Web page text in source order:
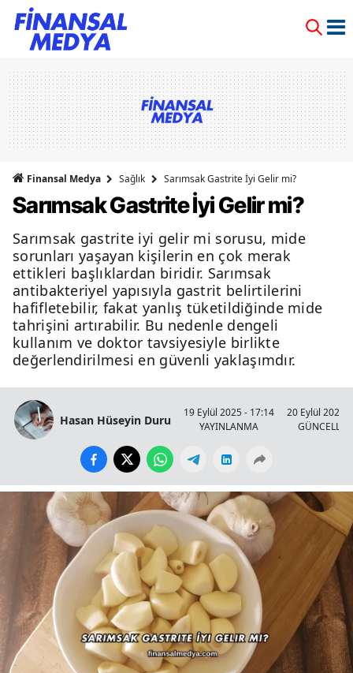
Finansal Medya Sağlık Sarımsak Gastrite İyi Gelir mi?
Sarımsak Gastrite İyi Gelir mi?
Sarımsak gastrite iyi gelir mi sorusu, mide
sorunları yaşayan kişilerin en çok merak
ettikleri başlıklardan biridir. Sarımsak
antibakteriyel yapısıyla gastrit belirtilerini
hafifletebilir, fakat yanlış tüketildiğinde mide
tahrişini artırabilir. Bu nedenle dengeli
kullanım ve doktor tavsiyesiyle birlikte
değerlendirilmesi en güvenli yaklaşımdır.
Hasan Hüseyin Duru
19 Eylül 2025 - 17:14
YAYINLANMA
20 Eylül 2025